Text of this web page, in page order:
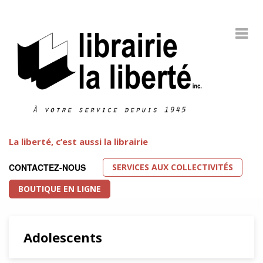
La liberté, c’est aussi la librairie
CONTACTEZ-NOUS
SERVICES AUX COLLECTIVITÉS
BOUTIQUE EN LIGNE
Adolescents